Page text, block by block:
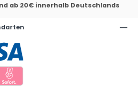
ab 20€ innerhalb Deutschlands